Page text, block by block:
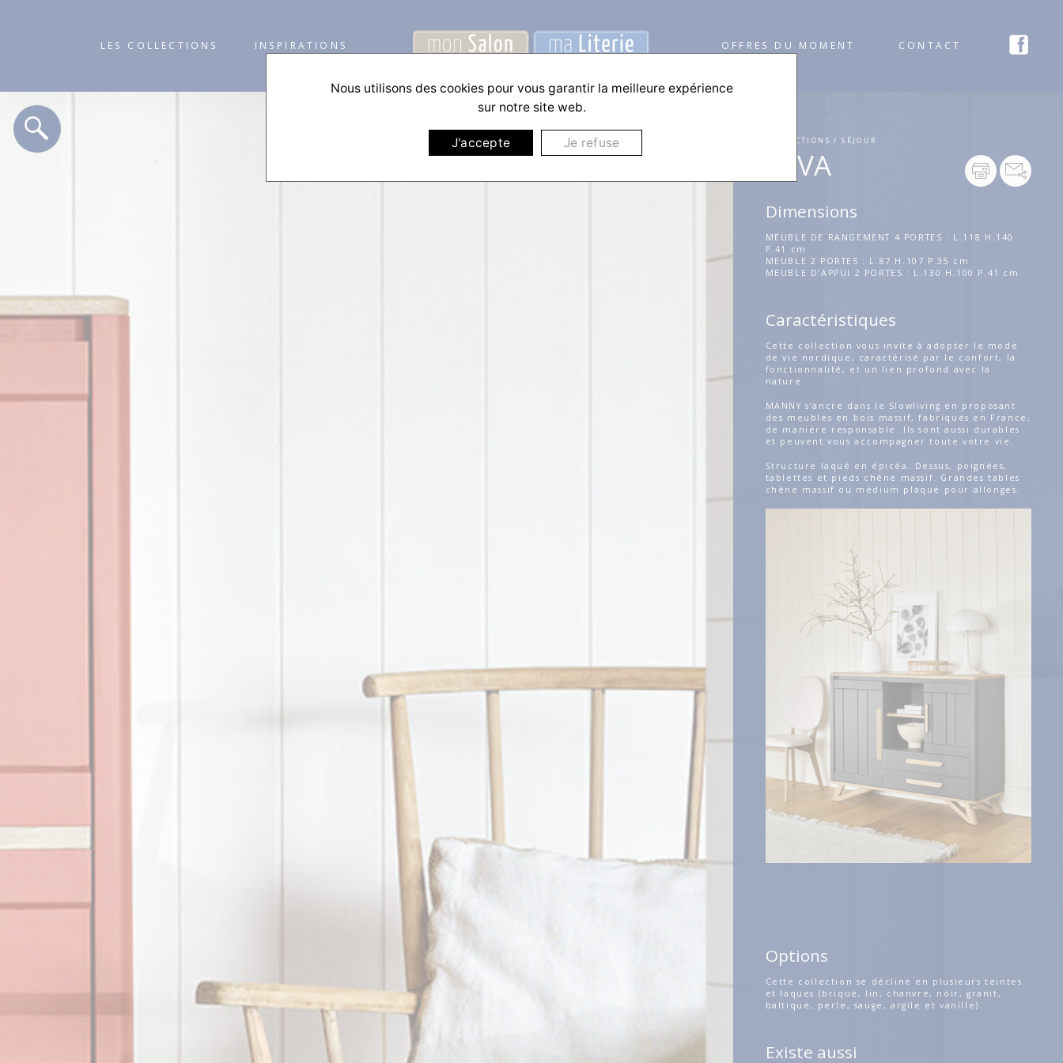
LES COLLECTIONS INSPIRATIONS OFFRES DU MOMENT CONTACT
COLLECTIONS / SÉJOUR
ALVA
Dimensions
MEUBLE DE RANGEMENT 4 PORTES : L.118 H.140
P.41 cm
MEUBLE 2 PORTES : L.87 H.107 P.35 cm
MEUBLE D'APPUI 2 PORTES : L.130 H.100 P.41 cm
Caractéristiques
Cette collection vous invite à adopter le mode
de vie nordique, caractérisé par le confort, la
fonctionnalité, et un lien profond avec la
nature.
MANNY s’ancre dans le Slowliving en proposant
des meubles en bois massif, fabriqués en France,
de manière responsable. Ils sont aussi durables
et peuvent vous accompagner toute votre vie.
Structure laqué en épicéa. Dessus, poignées,
tablettes et pieds chêne massif. Grandes tables
chêne massif ou médium plaqué pour allonges.
Options
Cette collection se décline en plusieurs teintes
et laques (brique, lin, chanvre, noir, granit,
baltique, perle, sauge, argile et vanille).
Existe aussi
Nous utilisons des cookies pour vous garantir la meilleure expérience
sur notre site web.
J'accepte Je refuse